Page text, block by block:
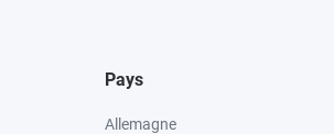
Pays
Allemagne